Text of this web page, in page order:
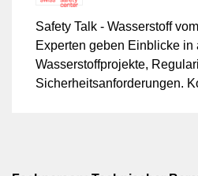
Safety Talk - Wasserstoff
Experten geben Einblicke in
Wasserstoffprojekte,
Sicherheitsanforderungen.